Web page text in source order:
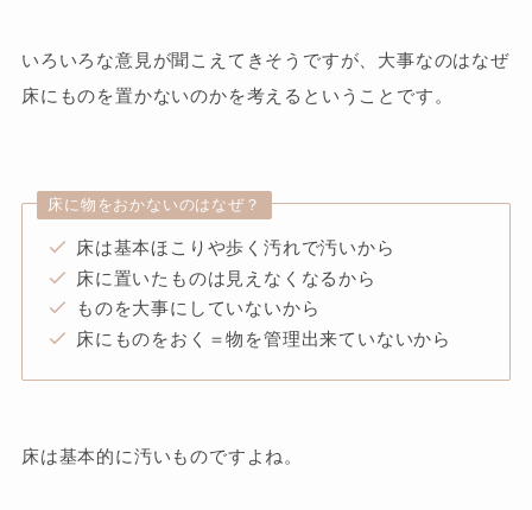
いろいろな意見が聞こえてきそうですが、大事なのはなぜ
床にものを置かないのかを考えるということです。
床に物をおかないのはなぜ？
床は基本ほこりや歩く汚れで汚いから
床に置いたものは見えなくなるから
ものを大事にしていないから
床にものをおく＝物を管理出来ていないから
床は基本的に汚いものですよね。